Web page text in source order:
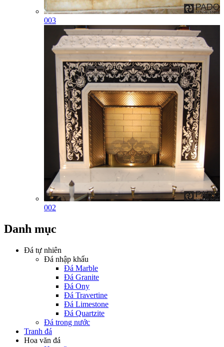
003
002
Danh mục
Đá tự nhiên
Đá nhập khẩu
Đá Marble
Đá Granite
Đá Ony
Đá Travertine
Đá Limestone
Đá Quartzite
Đá trong nước
Tranh đá
Hoa văn đá